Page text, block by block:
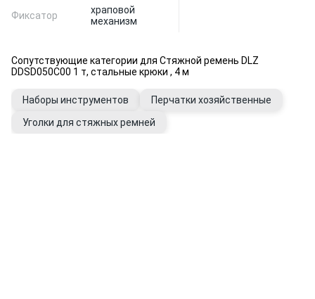
Фиксатор
храповой
механизм
Сопутствующие категории для Стяжной ремень DLZ
DDSD050C00 1 т, стальные крюки , 4 м
Наборы инструментов
Перчатки хозяйственные
Уголки для стяжных ремней